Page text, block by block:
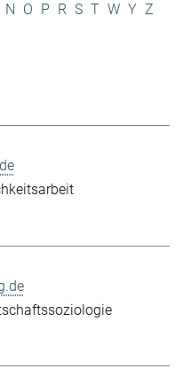
N O P R S T W Y Z